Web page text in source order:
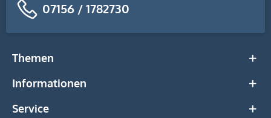
07156 / 1782730
Themen
Informationen
Service